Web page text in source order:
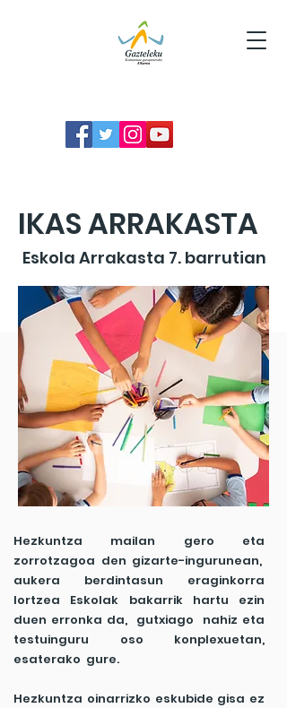
IKAS ARRAKASTA
Eskola Arrakasta 7. barrutian
Hezkuntza mailan gero eta
zorrotzagoa den gizarte-ingurunean,
aukera berdintasun eraginkorra
lortzea Eskolak bakarrik hartu ezin
duen erronka da, gutxiago nahiz eta
testuinguru oso konplexuetan,
esaterako gure.
Hezkuntza oinarrizko eskubide gisa ez